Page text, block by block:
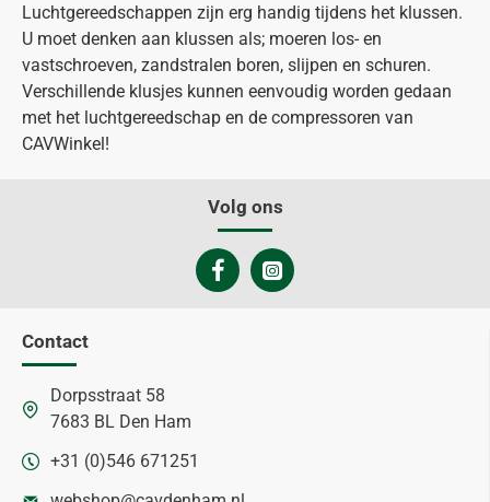
Luchtgereedschappen zijn erg handig tijdens het klussen.
U moet denken aan klussen als; moeren los- en
vastschroeven, zandstralen boren, slijpen en schuren.
Verschillende klusjes kunnen eenvoudig worden gedaan
met het luchtgereedschap en de compressoren van
CAVWinkel!
Volg ons
Contact
Dorpsstraat 58
7683 BL Den Ham
+31 (0)546 671251